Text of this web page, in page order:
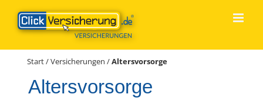
Inhalt
springen
Start/Versicherungen /Altersvorsorge
Altersvorsorge